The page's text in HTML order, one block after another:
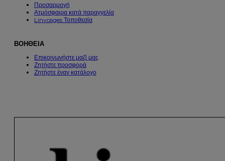
Προσαρμογή
Ατμόσφαιρα κατά παραγγελία
Linvosges Τοποθεσία
ΒΟΗΘΕΙΑ
Επικοινωνήστε μαζί μας
Ζητήστε προσφορά
Ζητήστε έναν κατάλογο